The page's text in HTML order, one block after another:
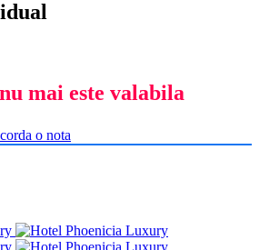
mai este valabila
o nota